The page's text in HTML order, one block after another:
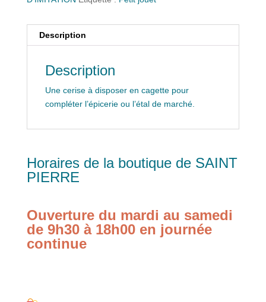
Description
Description
Une cerise à disposer en cagette pour
compléter l’épicerie ou l’étal de marché.
Horaires de la boutique de SAINT
PIERRE
Ouverture du mardi au samedi
de 9h30 à 18h00 en journée
continue